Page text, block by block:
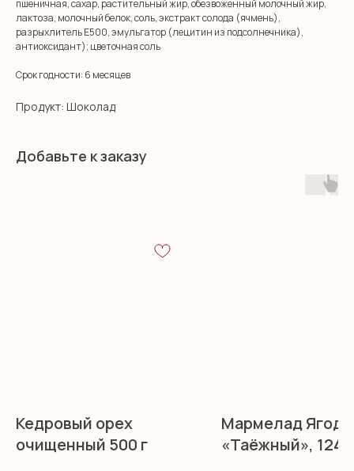
пшеничная, сахар, растительный жир, обезвоженный молочный жир,
лактоза, молочный белок, соль, экстракт солода (ячмень),
разрыхлитель E500, эмульгатор (лецитин из подсолнечника),
антиоксидант); цветочная соль
Срок годности: 6 месяцев
Продукт: Шоколад
Добавьте к заказу
Кедровый орех
очищенный 500 г
Мармелад
«Таёжный», 124 г